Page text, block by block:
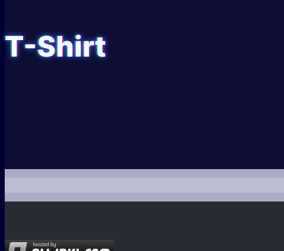
T-Shirt